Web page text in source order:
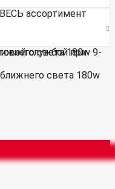
ассортимент
службой при
света 180w 9-